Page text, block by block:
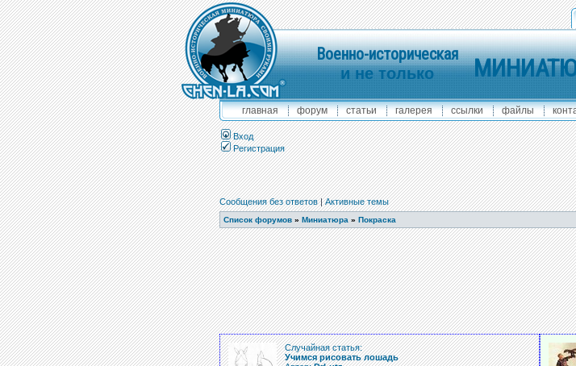
Военно-историческая
и не только
главная форум статьи галерея ссылки файлы
Вход
Регистрация
Сообщения без ответов|Активные темы
Список форумов » Миниатюра » Покраска
Случайная статья:
Учимся рисовать лошадь